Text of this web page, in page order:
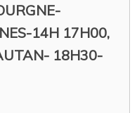
14H 17H00,
18H30-